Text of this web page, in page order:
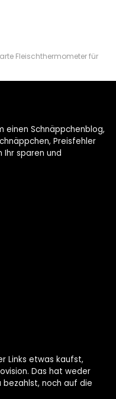
Fleischthermometer für
einen Schnäppchenblog,
Preisfehler
sparen und
Links etwas kaufst,
Das hat weder
bezahlst, noch auf die